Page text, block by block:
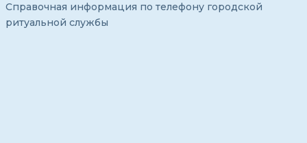
Справочная информация по телефону городской
ритуальной службы